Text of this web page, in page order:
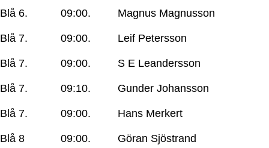
Blå 6. 09:00. Magnus Magnusson
Blå 7. 09:00. Leif Petersson
Blå 7. 09:00. S E Leandersson
Blå 7. 09:10. Gunder Johansson
Blå 7. 09:00. Hans Merkert
Blå 8 09:00. Göran Sjöstrand